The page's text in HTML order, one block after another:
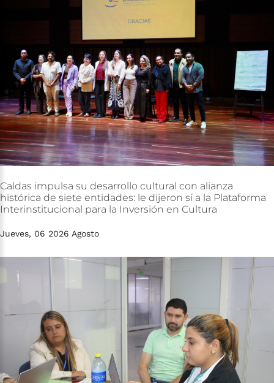
Caldas impulsa su desarrollo cultural con alianza
histórica de siete entidades: le dijeron sí a la Plataforma
Interinstitucional para la Inversión en Cultura
Jueves, 06 2026 Agosto